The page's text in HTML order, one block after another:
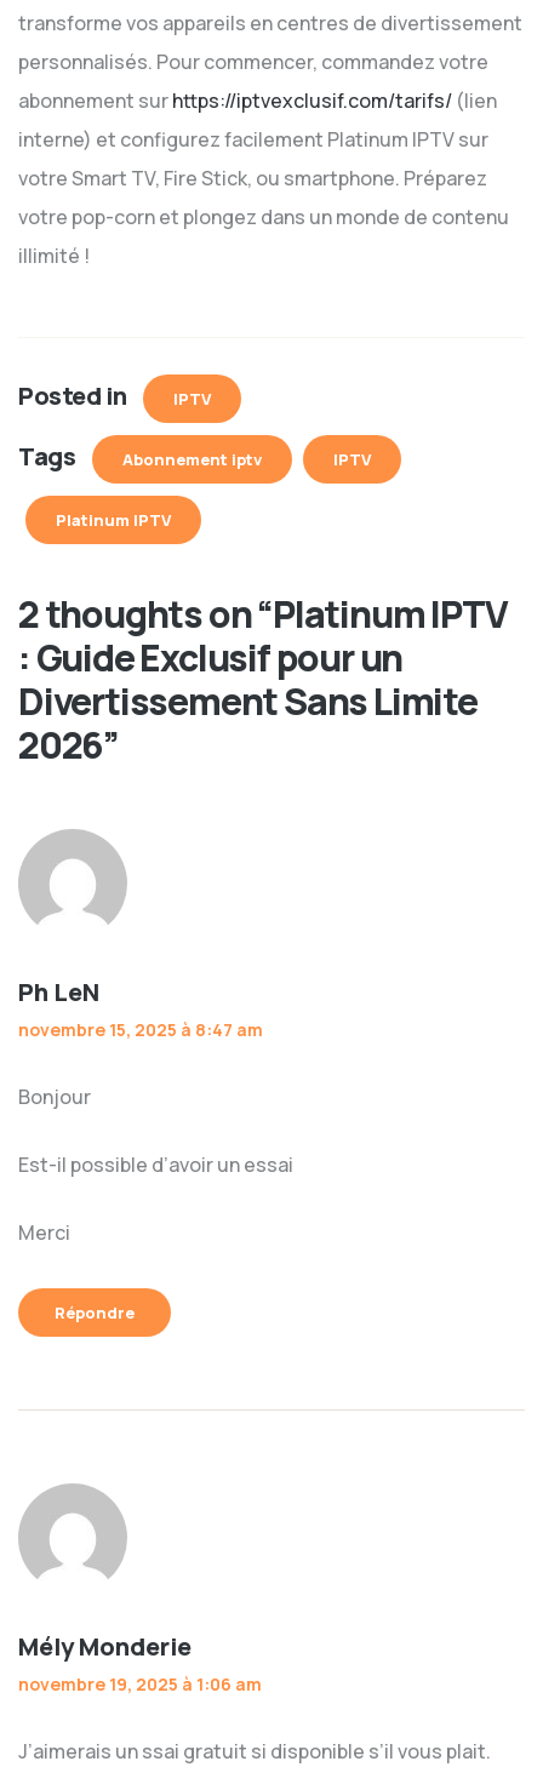
transforme vos appareils en centres de divertissement
personnalisés. Pour commencer, commandez votre
abonnement surhttps://iptvexclusif.com/tarifs/ (lien
interne) et configurez facilement Platinum IPTV sur
votre Smart TV, Fire Stick, ou smartphone. Préparez
votre pop-corn et plongez dans un monde de contenu
illimité !
Posted in IPTV
Tags Abonnement iptv IPTV
Platinum IPTV
2 thoughts on “Platinum IPTV
: Guide Exclusif pour un
Divertissement Sans Limite
2026”
Ph LeN
novembre 15, 2025 à 8:47 am
Bonjour
Est-il possible d’avoir un essai
Merci
Répondre
Mély Monderie
novembre 19, 2025 à 1:06 am
J’aimerais un ssai gratuit si disponible s’il vous plait.